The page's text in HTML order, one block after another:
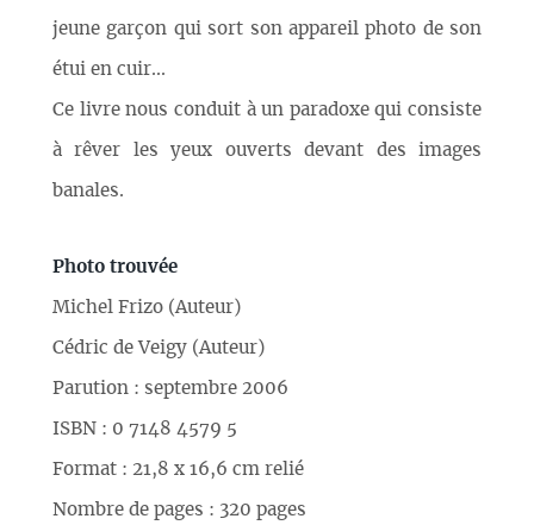
jeune garçon qui sort son appareil photo de son
étui en cuir...
Ce livre nous conduit à un paradoxe qui consiste
à rêver les yeux ouverts devant des images
banales.
Photo trouvée
Michel Frizo (Auteur)
Cédric de Veigy (Auteur)
Parution : septembre 2006
ISBN : 0 7148 4579 5
Format : 21,8 x 16,6 cm relié
Nombre de pages : 320 pages